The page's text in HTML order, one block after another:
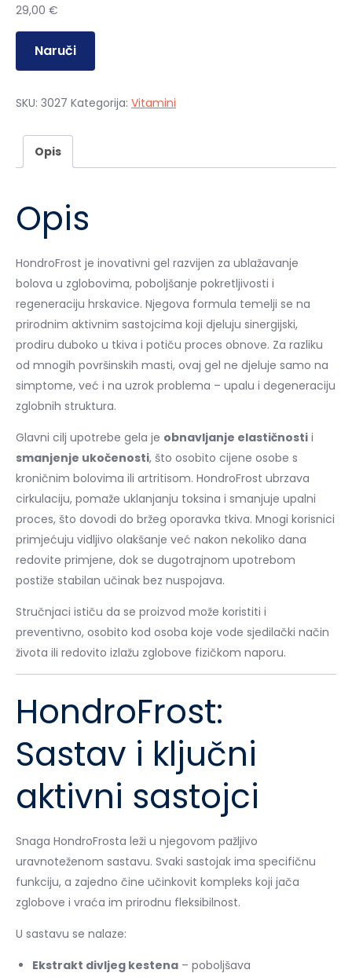
29,00 €
Naruči
SKU: 3027 Kategorija: Vitamini
Opis
Opis
HondroFrost je inovativni gel razvijen za ublažavanje
bolova u zglobovima, poboljšanje pokretljivosti i
regeneraciju hrskavice. Njegova formula temelji se na
prirodnim aktivnim sastojcima koji djeluju sinergijski,
prodiru duboko u tkiva i potiču proces obnove. Za razliku
od mnogih površinskih masti, ovaj gel ne djeluje samo na
simptome, već i na uzrok problema – upalu i degeneraciju
zglobnih struktura.
Glavni cilj upotrebe gela je obnavljanje elastičnosti i
smanjenje ukočenosti, što osobito cijene osobe s
kroničnim bolovima ili artritisom. HondroFrost ubrzava
cirkulaciju, pomaže uklanjanju toksina i smanjuje upalni
proces, što dovodi do bržeg oporavka tkiva. Mnogi korisnici
primjećuju vidljivo olakšanje već nakon nekoliko dana
redovite primjene, dok se dugotrajnom upotrebom
postiže stabilan učinak bez nuspojava.
Stručnjaci ističu da se proizvod može koristiti i
preventivno, osobito kod osoba koje vode sjedilački način
života ili redovito izlažu zglobove fizičkom naporu.
HondroFrost:
Sastav i ključni
aktivni sastojci
Snaga HondroFrosta leži u njegovom pažljivo
uravnoteženom sastavu. Svaki sastojak ima specifičnu
funkciju, a zajedno čine učinkovit kompleks koji jača
zglobove i vraća im prirodnu fleksibilnost.
U sastavu se nalaze:
Ekstrakt divljeg kestena – poboljšava